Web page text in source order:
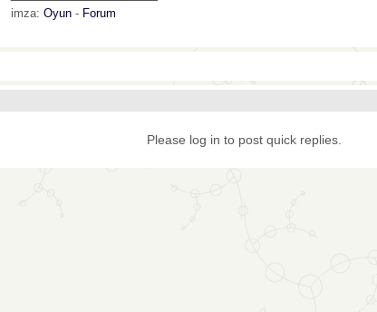
imza: Oyun - Forum
Please log in to post quick replies.